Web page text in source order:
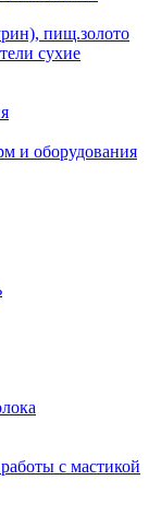
пищ.золото
сухие
и оборудования
с мастикой